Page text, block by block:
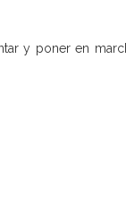
y poner en